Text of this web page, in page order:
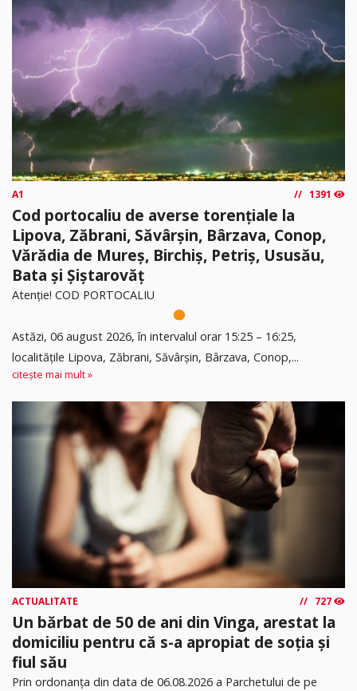
A1 1391
Cod portocaliu de averse torențiale la
Lipova, Zăbrani, Săvârșin, Bârzava, Conop,
Vărădia de Mureș, Birchiș, Petriș, Ususău,
Bata și Șiștarovăț
Atenție! COD PORTOCALIU
Astăzi, 06 august 2026, în intervalul orar 15:25 – 16:25,
localitățile Lipova, Zăbrani, Săvârșin, Bârzava, Conop,...
citește mai mult »
ACTUALITATE 727
Un bărbat de 50 de ani din Vinga, arestat la
domiciliu pentru că s-a apropiat de soția și
fiul său
Prin ordonanța din data de 06.08.2026 a Parchetului de pe